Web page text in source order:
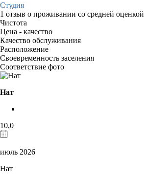
Студия
1 отзыв о проживании со средней оценкой
Чистота
Цена - качество
Качество обслуживания
Расположение
Своевременность заселения
Соответствие фото
Нат
10,0
июль 2026
Нат